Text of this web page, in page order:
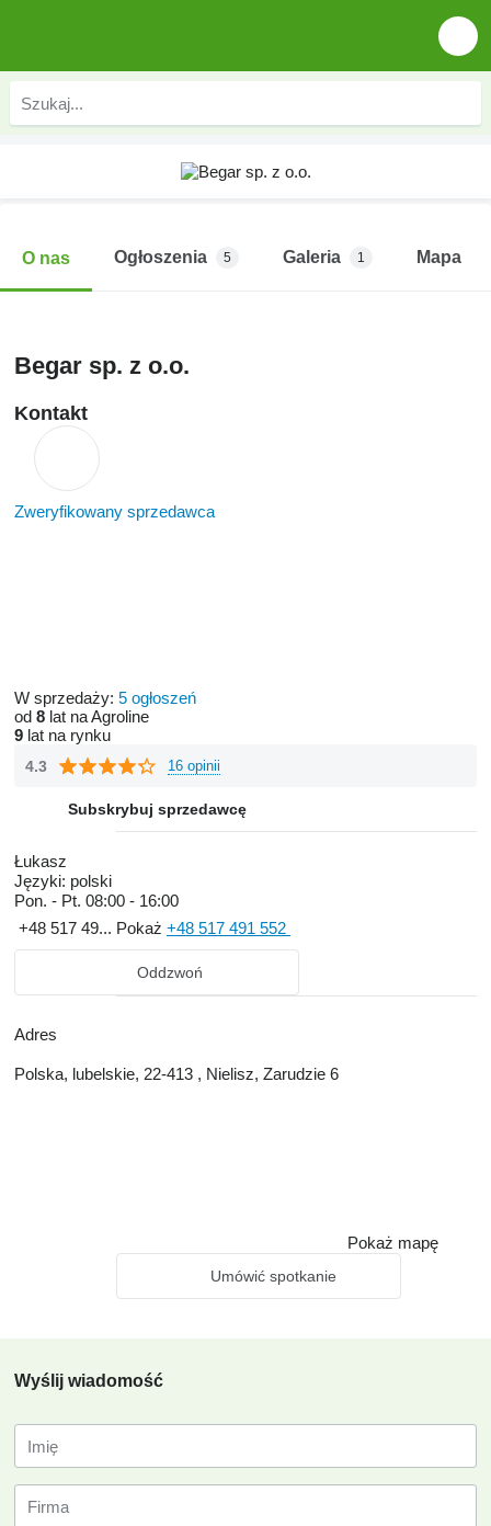
O nas Ogłoszenia 5 Galeria 1 Mapa
Begar sp. z o.o.
Kontakt
Zweryfikowany sprzedawca
W sprzedaży: 5 ogłoszeń
od 8 lat na Agroline
9 lat na rynku
4.3 16 opinii
Subskrybuj sprzedawcę
Łukasz
Języki: polski
Pon. - Pt. 08:00 - 16:00
+48 517 49... Pokaż +48 517 491 552
Oddzwoń
Adres
Polska, lubelskie, 22-413 , Nielisz, Zarudzie 6
Pokaż mapę
Umówić spotkanie
Wyślij wiadomość